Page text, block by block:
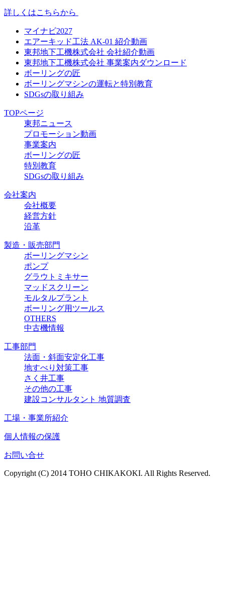
詳しくはこちらから
マイナビ2027
エアーキッド工法 AK-01 紹介動画
東邦地下工機株式会社 会社紹介動画
東邦地下工機株式会社 事業案内ダウンロード
ボーリングの匠
ボーリングマシンの運転と特別教育
SDGsの取り組み
TOPページ
東邦ニュース
プロモーション動画
事業案内
ボーリングの匠
特別教育
SDGsの取り組み
会社案内
会社概要
経営方針
沿革
製造・販売部門
ボーリングマシン
ポンプ
グラウトミキサー
マッドスクリーン
モルタルプラント
ボーリング用ツールス
OTHERS
中古機情報
工事部門
法面・斜面安定化工事
地すべり対策工事
さく井工事
その他の工事
建設コンサルタント 地質調査
工場・事業所紹介
個人情報の保護
お問い合せ
Copyright (C) 2014 TOHO CHIKAKOKI. All Rights Reserved.